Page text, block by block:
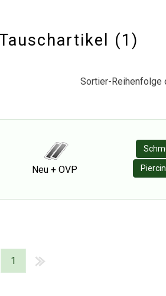
(1)
Sortier-Reihenfolge
Neu + OVP
1